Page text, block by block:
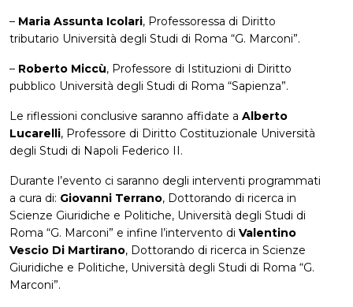
– Maria Assunta Icolari, Professoressa di Diritto
tributario Università degli Studi di Roma “G. Marconi”.
– Roberto Miccù, Professore di Istituzioni di Diritto
pubblico Università degli Studi di Roma “Sapienza”.
Le riflessioni conclusive saranno affidate a Alberto
Lucarelli, Professore di Diritto Costituzionale Università
degli Studi di Napoli Federico II.
Durante l’evento ci saranno degli interventi programmati
a cura di: Giovanni Terrano, Dottorando di ricerca in
Scienze Giuridiche e Politiche, Università degli Studi di
Roma “G. Marconi” e infine l’intervento di Valentino
Vescio Di Martirano, Dottorando di ricerca in Scienze
Giuridiche e Politiche, Università degli Studi di Roma “G.
Marconi”.